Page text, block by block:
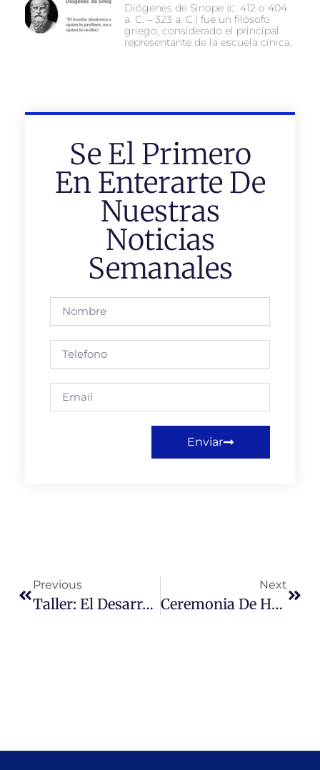
Diógenes de Sinope (c. 412 o 404
a. C. – 323 a. C.) fue un filósofo
griego, considerado el principal
representante de la escuela cínica,
Se El Primero
En Enterarte De
Nuestras
Noticias
Semanales
Enviar
Previous
Taller: El Desarrollo De Investigación Acción En Tiempos De Cambio E Incertidumbre
Next
Ceremonia De Homenaje Francisco Cumplido Cereceda (Q.E.P.D)